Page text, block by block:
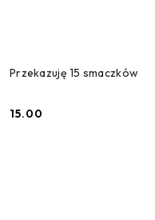
Przekazuję 15 smaczków
Cena:
15.00